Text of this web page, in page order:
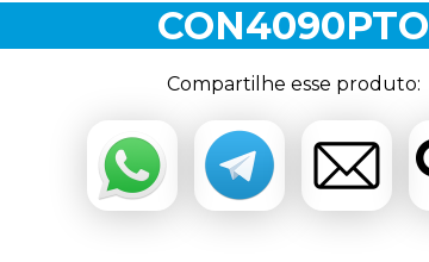
CON4090PTO
Compartilhe esse produto: